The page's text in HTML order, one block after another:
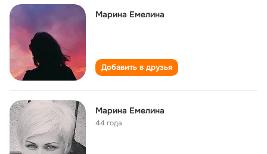
Марина Емелина
Добавить в друзья
Марина Емелина
44 года